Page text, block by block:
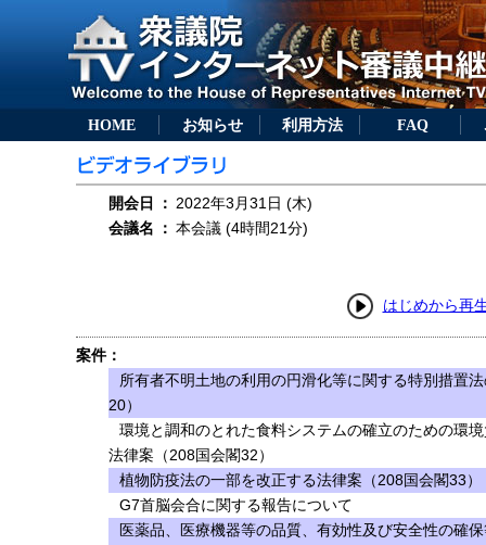
HOME お知らせ 利用方法 FAQ
開会日 ： 2022年3月31日 (木)
会議名
： 本会議 (4時間21分)
はじめから再
案件：
所有者不明土地の利用の円滑化等に関する特別措置
20）
環境と調和のとれた食料システムの確立のための環
法律案（208国会閣32）
植物防疫法の一部を改正する法律案（208国会閣33）
G7首脳会合に関する報告について
医薬品、医療機器等の品質、有効性及び安全性の確